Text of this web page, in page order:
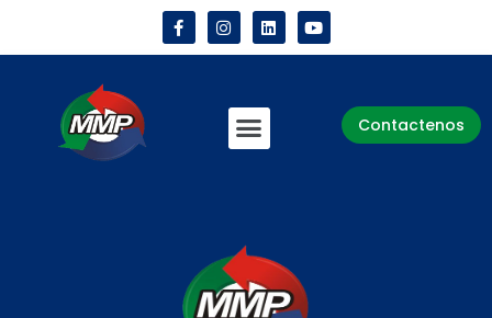
Contactenos